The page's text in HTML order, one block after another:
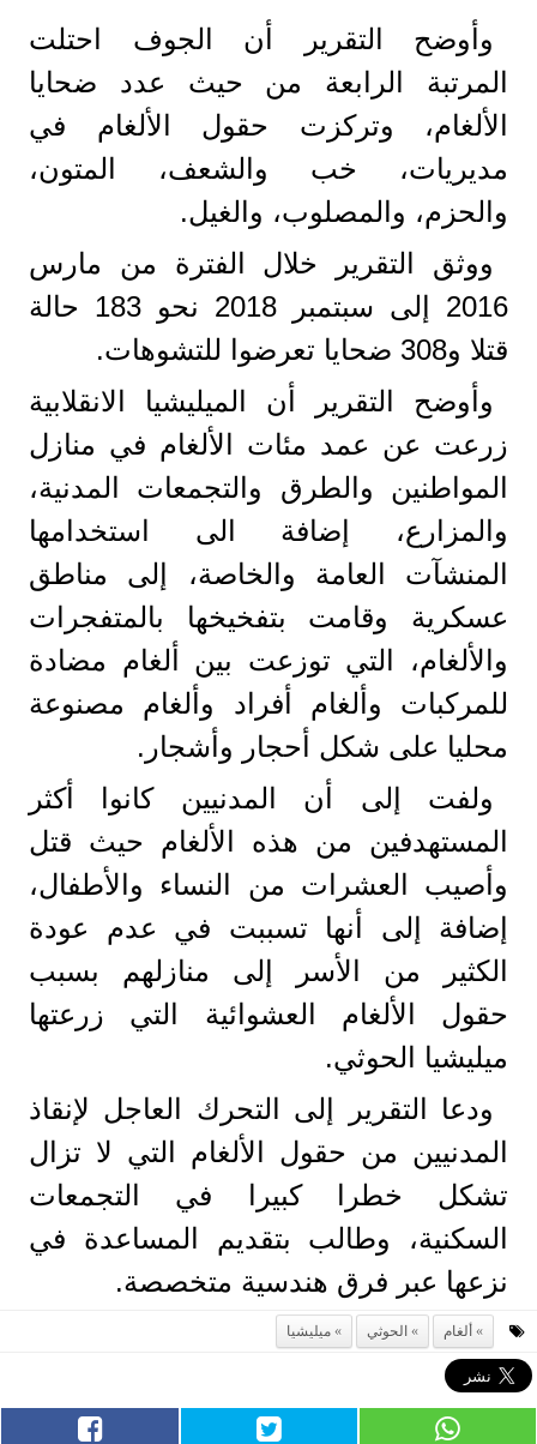
وأوضح التقرير أن الجوف احتلت
المرتبة الرابعة من حيث عدد ضحايا
الألغام، وتركزت حقول الألغام في
مديريات، خب والشعف، المتون،
والحزم، والمصلوب، والغيل.
ووثق التقرير خلال الفترة من مارس
2016 إلى سبتمبر 2018 نحو 183 حالة
قتلا و308 ضحايا تعرضوا للتشوهات.
وأوضح التقرير أن الميليشيا الانقلابية
زرعت عن عمد مئات الألغام في منازل
المواطنين والطرق والتجمعات المدنية،
والمزارع، إضافة الى استخدامها
المنشآت العامة والخاصة، إلى مناطق
عسكرية وقامت بتفخيخها بالمتفجرات
والألغام، التي توزعت بين ألغام مضادة
للمركبات وألغام أفراد وألغام مصنوعة
محليا على شكل أحجار وأشجار.
ولفت إلى أن المدنيين كانوا أكثر
المستهدفين من هذه الألغام حيث قتل
وأصيب العشرات من النساء والأطفال،
إضافة إلى أنها تسببت في عدم عودة
الكثير من الأسر إلى منازلهم بسبب
حقول الألغام العشوائية التي زرعتها
ميليشيا الحوثي.
ودعا التقرير إلى التحرك العاجل لإنقاذ
المدنيين من حقول الألغام التي لا تزال
تشكل خطرا كبيرا في التجمعات
السكنية، وطالب بتقديم المساعدة في
نزعها عبر فرق هندسية متخصصة.
ألغام الحوثي ميليشيا